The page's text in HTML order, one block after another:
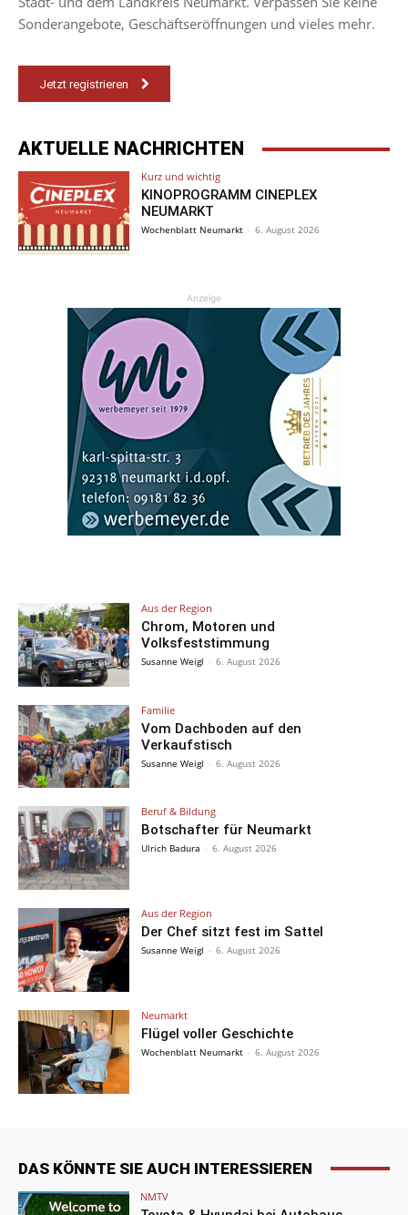
Sonderangebote, Geschäftseröffnungen und vieles mehr.
Jetzt registrieren
AKTUELLE NACHRICHTEN
Kurz und wichtig
KINOPROGRAMM CINEPLEX
NEUMARKT
Wochenblatt Neumarkt - 6. August 2026
Anzeige
Aus der Region
Chrom, Motoren und
Volksfeststimmung
Susanne Weigl - 6. August 2026
Familie
Vom Dachboden auf den
Verkaufstisch
Susanne Weigl - 6. August 2026
Beruf & Bildung
Botschafter für Neumarkt
Ulrich Badura - 6. August 2026
Aus der Region
Der Chef sitzt fest im Sattel
Susanne Weigl - 6. August 2026
Neumarkt
Flügel voller Geschichte
Wochenblatt Neumarkt - 6. August 2026
DAS KÖNNTE SIE AUCH INTERESSIEREN
NMTV